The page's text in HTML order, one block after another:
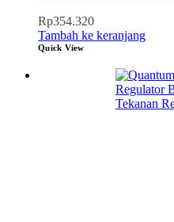
Rp354.320
Tambah ke keranjang
Quick View